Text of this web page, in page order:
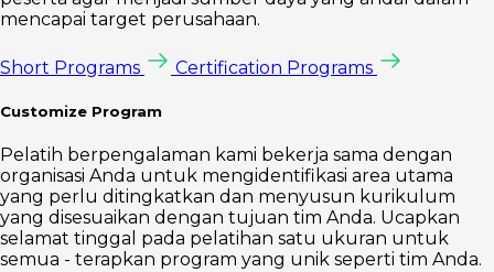
mencapai target perusahaan.
Short Programs Certification Programs
Customize Program
Pelatih berpengalaman kami bekerja sama dengan
organisasi Anda untuk mengidentifikasi area utama
yang perlu ditingkatkan dan menyusun kurikulum
yang disesuaikan dengan tujuan tim Anda. Ucapkan
selamat tinggal pada pelatihan satu ukuran untuk
semua - terapkan program yang unik seperti tim Anda.